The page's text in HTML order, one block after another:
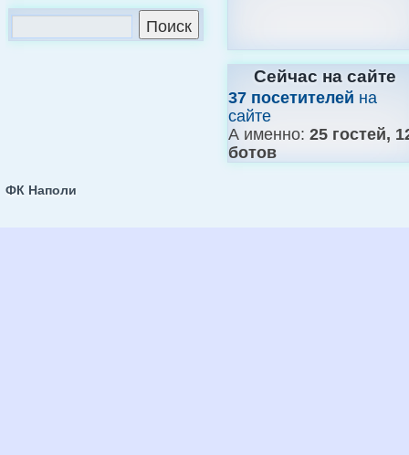
Сейчас на сайте
37 посетителей на
сайте
А именно: 25 гостей,
ботов
ФК Наполи